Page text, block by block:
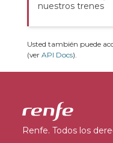
nuestros trenes
Usted también puede
(ver API Docs).
Renfe. Todos los